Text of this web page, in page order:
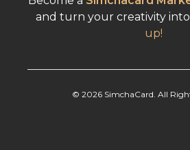
and turn your creativity into
up!
© 2026 SimchaCard. All